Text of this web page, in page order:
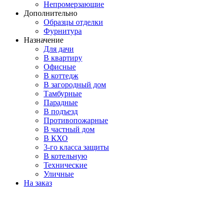
Непромерзающие
Дополнительно
Образцы отделки
Фурнитура
Назначение
Для дачи
В квартиру
Офисные
В коттедж
В загородный дом
Тамбурные
Парадные
В подъезд
Противопожарные
В частный дом
В КХО
3-го класса защиты
В котельную
Технические
Уличные
На заказ